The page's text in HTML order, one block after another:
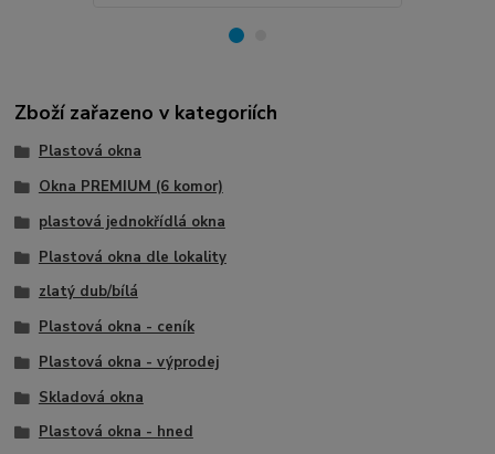
Zboží zařazeno v kategoriích
Plastová okna
Okna PREMIUM (6 komor)
plastová jednokřídlá okna
Plastová okna dle lokality
zlatý dub/bílá
Plastová okna - ceník
Plastová okna - výprodej
Skladová okna
Plastová okna - hned